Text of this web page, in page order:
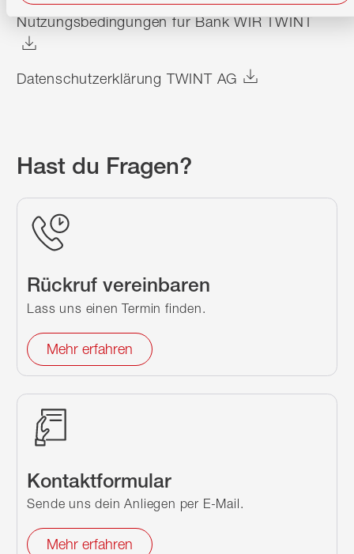
Nutzungsbedingungen für Bank WIR TWINT
Datenschutzerklärung TWINT AG
Hast du Fragen?
Rückruf vereinbaren
Lass uns einen Termin finden.
Mehr erfahren
Kontaktformular
Sende uns dein Anliegen per E-Mail.
Mehr erfahren